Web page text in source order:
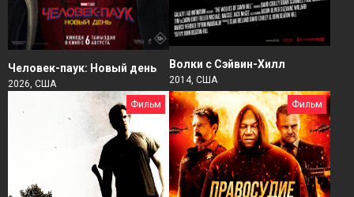
Человек-паук: Новый день
2026, США
Волки с Сэйвин-Хилл
2014, США
Фильм Фильм